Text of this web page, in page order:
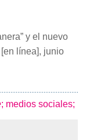
y el nuevo
[en línea], junio
; medios sociales;